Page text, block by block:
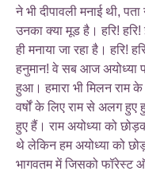
ने भी दीपावली मनाई थी,
उनका क्या मूड है। हरि! हरि!
ही मनाया जा रहा है। हरि!
हनुमान! वे सब आज अयोध्या
हुआ। हमारा भी मिलन राम
वर्षों के लिए राम से अलग
हुए हैं। राम अयोध्या को
थे लेकिन हम अयोध्या को
भागवतम में जिसको फॉरेस्ट